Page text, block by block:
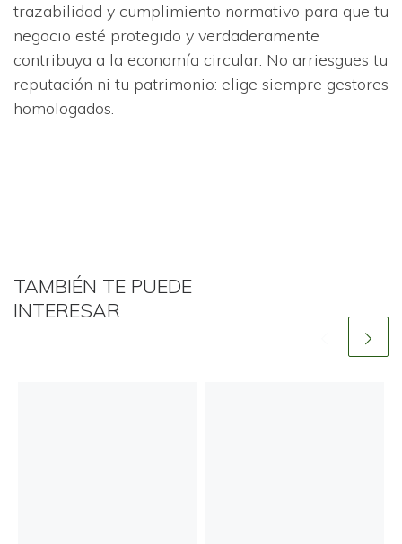
trazabilidad y cumplimiento normativo para que tu
negocio esté protegido y verdaderamente
contribuya a la economía circular. No arriesgues tu
reputación ni tu patrimonio: elige siempre gestores
homologados.
TAMBIÉN TE PUEDE
INTERESAR